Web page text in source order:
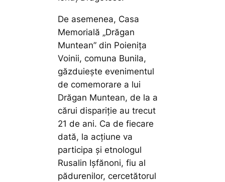
De asemenea, Casa
Memorială „Drăgan
Muntean” din Poienița
Voinii, comuna Bunila,
găzduiește evenimentul
de comemorare a lui
Drăgan Muntean, de la a
cărui dispariție au trecut
21 de ani. Ca de fiecare
dată, la acțiune va
participa și etnologul
Rusalin Ișfănoni, fiu al
pădurenilor, cercetătorul